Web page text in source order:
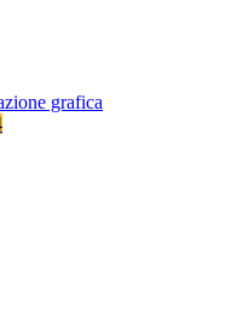
grafica